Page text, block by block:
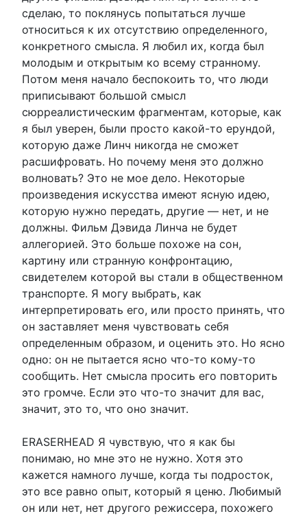
сделаю, то поклянусь попытаться лучше
относиться к их отсутствию определенного,
конкретного смысла. Я любил их, когда был
молодым и открытым ко всему странному.
Потом меня начало беспокоить то, что люди
приписывают большой смысл
сюрреалистическим фрагментам, которые, как
я был уверен, были просто какой-то ерундой,
которую даже Линч никогда не сможет
расшифровать. Но почему меня это должно
волновать? Это не мое дело. Некоторые
произведения искусства имеют ясную идею,
которую нужно передать, другие — нет, и не
должны. Фильм Дэвида Линча не будет
аллегорией. Это больше похоже на сон,
картину или странную конфронтацию,
свидетелем которой вы стали в общественном
транспорте. Я могу выбрать, как
интерпретировать его, или просто принять, что
он заставляет меня чувствовать себя
определенным образом, и оценить это. Но ясно
одно: он не пытается ясно что-то кому-то
сообщить. Нет смысла просить его повторить
это громче. Если это что-то значит для вас,
значит, это то, что оно значит.
ERASERHEAD Я чувствую, что я как бы
понимаю, но мне это не нужно. Хотя это
кажется намного лучше, когда ты подросток,
это все равно опыт, который я ценю. Любимый
он или нет, нет другого режиссера, похожего